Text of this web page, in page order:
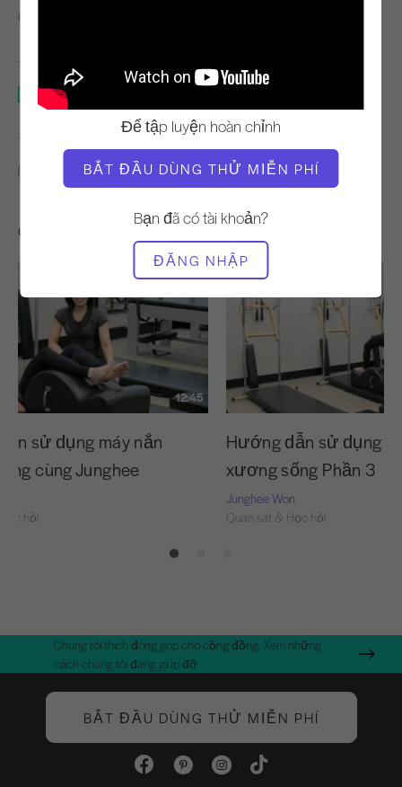
Để tập luyện hoàn chỉnh
BẮT ĐẦU DÙNG THỬ MIỄN PHÍ
Bạn đã có tài khoản?
ĐĂNG NHẬP
Gina Papalia
THIẾT BỊ CẦN THIẾT
Máy nắn chỉnh cột sống
TÌM LỚP HỌC TƯƠNG TỰ CHO
Máy nắn chỉnh cột sống
Các bài tập khác bạn có thể thích
12:45
sử dụng máy nắn
cùng Junghee
hỏi
Hướng dẫn sử dụng
xương sống Phần 3
Junghee Won
Quan sát & Học hỏi
Chúng tôi thích đóng góp cho cộng đồng. Xem những
cách chúng tôi đang giúp đỡ.
BẮT ĐẦU DÙNG THỬ MIỄN PHÍ